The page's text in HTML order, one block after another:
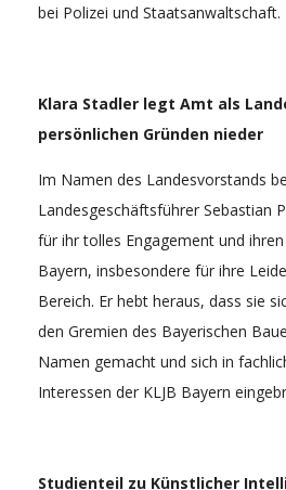
bei Polizei und Staatsanwaltschaft.
Klara Stadler legt Amt als
persönlichen Gründen nieder
Im Namen des Landesvorstands
Landesgeschäftsführer Sebastian
für ihr tolles Engagement und
Bayern, insbesondere für ihre
Bereich. Er hebt heraus, dass sie
den Gremien des Bayerischen
Namen gemacht und sich in
Interessen der KLJB Bayern
Studienteil zu Künstlicher